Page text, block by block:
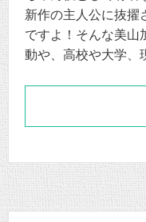
新作の主人公に抜擢
ですよ！そんな美山
動や、高校や大学、